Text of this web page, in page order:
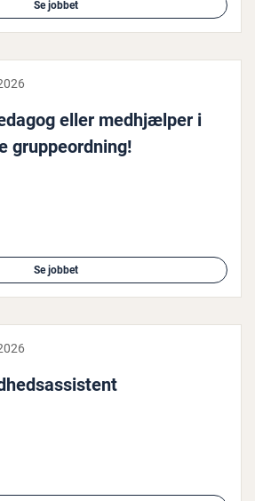
Se jobbet
eller med­hjæl­per i
grup­pe­ord­ning!
Se jobbet